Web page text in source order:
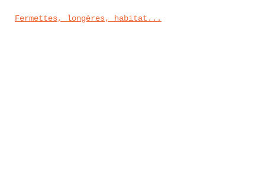
Fermettes, longères, habitat...